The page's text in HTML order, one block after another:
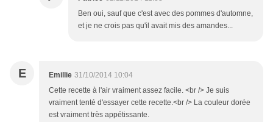
Ben oui, sauf que c'est avec des pommes d'automne,
et je ne crois pas qu'il avait mis des amandes...
E Emillie 31/10/2014 10:04
Cette recette à l'air vraiment assez facile. <br /> Je suis
vraiment tenté d'essayer cette recette.<br /> La couleur dorée
est vraiment très appétissante.